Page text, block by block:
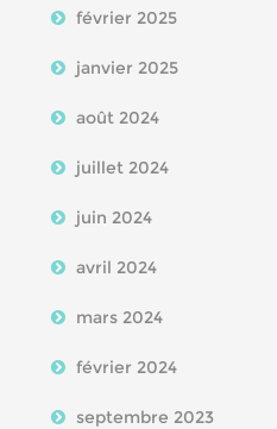
février 2025
janvier 2025
août 2024
juillet 2024
juin 2024
avril 2024
mars 2024
février 2024
septembre 2023